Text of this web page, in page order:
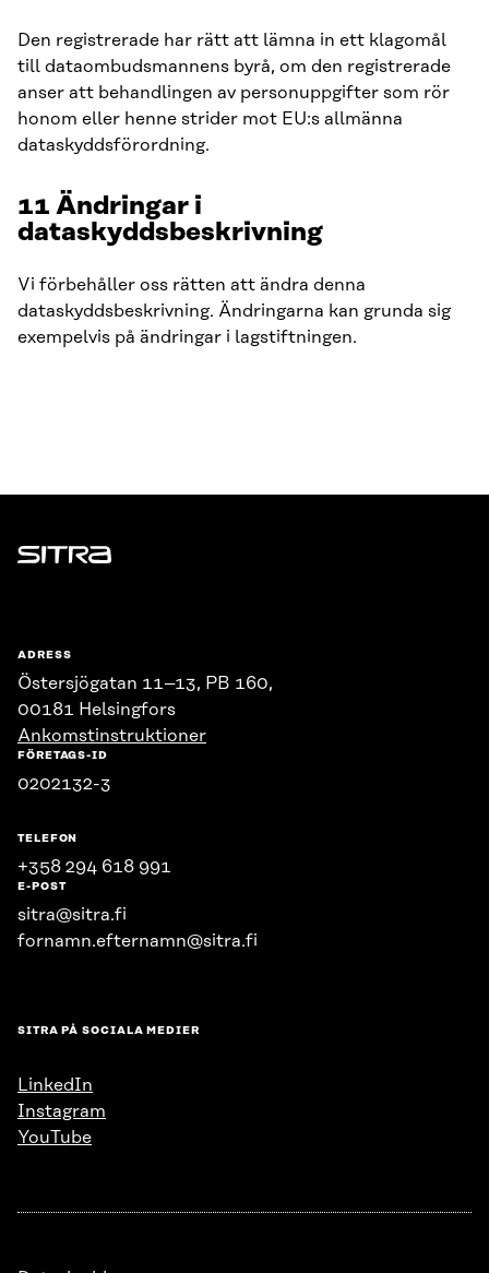
Den registrerade har rätt att lämna in ett klagomål
till dataombudsmannens byrå, om den registrerade
anser att behandlingen av personuppgifter som rör
honom eller henne strider mot EU:s allmänna
dataskyddsförordning.
11 Ändringar i
dataskyddsbeskrivning
Vi förbehåller oss rätten att ändra denna
dataskyddsbeskrivning. Ändringarna kan grunda sig
exempelvis på ändringar i lagstiftningen.
Sitra
ADRESS
Östersjögatan 11–13, PB 160,
00181 Helsingfors
Ankomstinstruktioner
FÖRETAGS-ID
0202132-3
TELEFON
+358 294 618 991
E-POST
sitra@sitra.fi
fornamn.efternamn@sitra.fi
SITRA PÅ SOCIALA MEDIER
LinkedIn
Instagram
YouTube